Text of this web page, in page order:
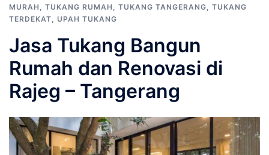
MURAH , TUKANG RUMAH , TUKANG TANGERANG, TUKANG
TERDEKAT, UPAH TUKANG
Jasa Tukang Bangun
Rumah dan Renovasi di
Rajeg – Tangerang